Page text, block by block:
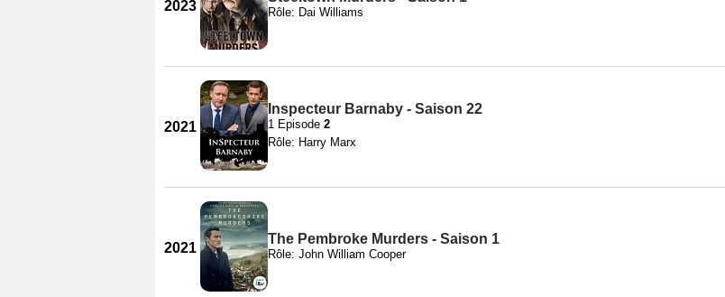
2023 Rôle: Dai Williams
2021
Inspecteur Barnaby - Saison 22
1 Episode 2
Rôle: Harry Marx
2021
The Pembroke Murders - Saison 1
Rôle: John William Cooper